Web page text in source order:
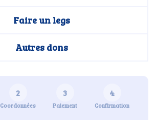
Faire un legs
Autres dons
2
Coordonnées
3
Paiement
4
Confirmation